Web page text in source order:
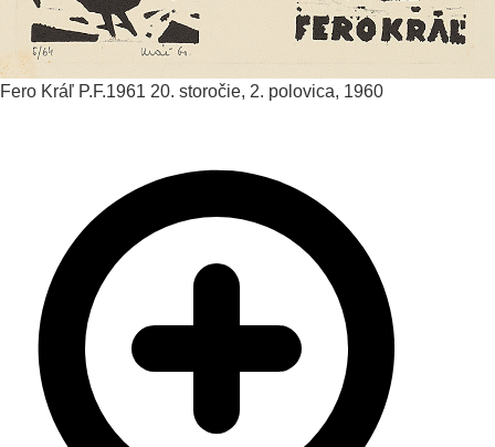
Fero Kráľ P.F.1961 20. storočie, 2. polovica, 1960